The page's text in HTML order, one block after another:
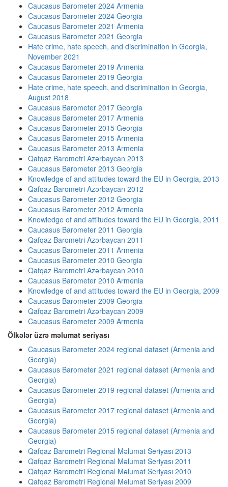
Caucasus Barometer 2024 Armenia
Caucasus Barometer 2024 Georgia
Caucasus Barometer 2021 Armenia
Caucasus Barometer 2021 Georgia
Hate crime, hate speech, and discrimination in Georgia,
November 2021
Caucasus Barometer 2019 Armenia
Caucasus Barometer 2019 Georgia
Hate crime, hate speech, and discrimination in Georgia,
August 2018
Caucasus Barometer 2017 Georgia
Caucasus Barometer 2017 Armenia
Caucasus Barometer 2015 Georgia
Caucasus Barometer 2015 Armenia
Caucasus Barometer 2013 Armenia
Qafqaz Barometri Azərbaycan 2013
Caucasus Barometer 2013 Georgia
Knowledge of and attitudes toward the EU in Georgia, 2013
Qafqaz Barometri Azərbaycan 2012
Caucasus Barometer 2012 Georgia
Caucasus Barometer 2012 Armenia
Knowledge of and attitudes toward the EU in Georgia, 2011
Caucasus Barometer 2011 Georgia
Qafqaz Barometri Azərbaycan 2011
Caucasus Barometer 2011 Armenia
Caucasus Barometer 2010 Georgia
Qafqaz Barometri Azərbaycan 2010
Caucasus Barometer 2010 Armenia
Knowledge of and attitudes toward the EU in Georgia, 2009
Caucasus Barometer 2009 Georgia
Qafqaz Barometri Azərbaycan 2009
Caucasus Barometer 2009 Armenia
Ölkələr üzrə məlumat seriyası
Caucasus Barometer 2024 regional dataset (Armenia and
Georgia)
Caucasus Barometer 2021 regional dataset (Armenia and
Georgia)
Caucasus Barometer 2019 regional dataset (Armenia and
Georgia)
Caucasus Barometer 2017 regional dataset (Armenia and
Georgia)
Caucasus Barometer 2015 regional dataset (Armenia and
Georgia)
Qafqaz Barometri Regional Məlumat Seriyası 2013
Qafqaz Barometri Regional Məlumat Seriyası 2011
Qafqaz Barometri Regional Məlumat Seriyası 2010
Qafqaz Barometri Regional Məlumat Seriyası 2009